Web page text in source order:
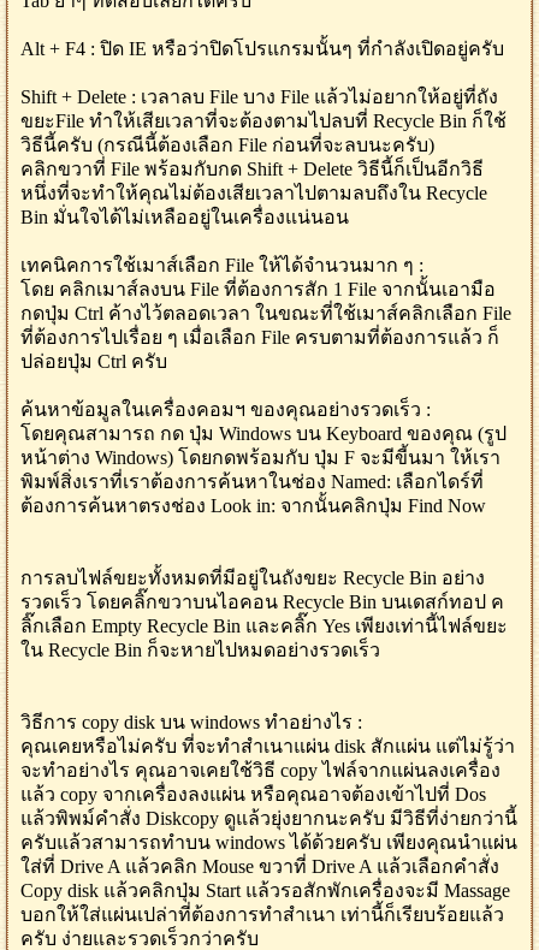
Alt + F4 : ปิด IE หรือว่าปิดโปรแกรมนั้นๆ ที่กำลังเปิดอยู่ครับ
Shift + Delete : เวลาลบ File บาง File แล้วไม่อยากให้อยู่ที่ถัง
ขยะFile ทำให้เสียเวลาที่จะต้องตามไปลบที่ Recycle Bin ก็ใช้
วิธีนี้ครับ (กรณีนี้ต้องเลือก File ก่อนที่จะลบนะครับ)
คลิกขวาที่ File พร้อมกับกด Shift + Delete วิธีนี้ก็เป็นอีกวิธี
หนึ่งที่จะทำให้คุณไม่ต้องเสียเวลาไปตามลบถึงใน Recycle
Bin มั่นใจได้ไม่เหลืออยู่ในเครื่องแน่นอน
เทคนิคการใช้เมาส์เลือก File ให้ได้จำนวนมาก ๆ :
โดย คลิกเมาส์ลงบน File ที่ต้องการสัก 1 File จากนั้นเอามือ
กดปุ่ม Ctrl ค้างไว้ตลอดเวลา ในขณะที่ใช้เมาส์คลิกเลือก File
ที่ต้องการไปเรื่อย ๆ เมื่อเลือก File ครบตามที่ต้องการแล้ว ก็
ปล่อยปุ่ม Ctrl ครับ
ค้นหาข้อมูลในเครื่องคอมฯ ของคุณอย่างรวดเร็ว :
โดยคุณสามารถ กด ปุ่ม Windows บน Keyboard ของคุณ (รูป
หน้าต่าง Windows) โดยกดพร้อมกับ ปุ่ม F จะมีขี้นมา ให้เรา
พิมพ์สิ่งเราที่เราต้องการค้นหาในช่อง Named: เลือกไดร์ที่
ต้องการค้นหาตรงช่อง Look in: จากนั้นคลิกปุ่ม Find Now
การลบไฟล์ขยะทั้งหมดที่มีอยู่ในถังขยะ Recycle Bin อย่าง
รวดเร็ว โดยคลิ๊กขวาบนไอคอน Recycle Bin บนเดสก์ทอป ค
ลิ๊กเลือก Empty Recycle Bin และคลิ๊ก Yes เพียงเท่านี้ไฟล์ขยะ
ใน Recycle Bin ก็จะหายไปหมดอย่างรวดเร็ว
วิธีการ copy disk บน windows ทำอย่างไร :
คุณเคยหรือไม่ครับ ที่จะทำสำเนาแผ่น disk สักแผ่น แต่ไม่รู้ว่า
จะทำอย่างไร คุณอาจเคยใช้วิธี copy ไฟล์จากแผ่นลงเครื่อง
แล้ว copy จากเครื่องลงแผ่น หรือคุณอาจต้องเข้าไปที่ Dos
แล้วพิพม์คำสั่ง Diskcopy ดูแล้วยุ่งยากนะครับ มีวิธีที่ง่ายกว่านี้
ครับแล้วสามารถทำบน windows ได้ด้วยครับ เพียงคุณนำแผ่น
ใส่ที่ Drive A แล้วคลิก Mouse ขวาที่ Drive A แล้วเลือกคำสั่ง
Copy disk แล้วคลิกปุ่ม Start แล้วรอสักพักเครื่องจะมี Massage
บอกให้ใส่แผ่นเปล่าที่ต้องการทำสำเนา เท่านี้ก็เรียบร้อยแล้ว
ครับ ง่ายและรวดเร็วกว่าครับ